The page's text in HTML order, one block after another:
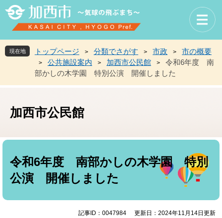
先
頭
を
飛
現在地 トップページ > 分類でさがす > 市政 > 市の概要
> 公共施設案内 > 加西市公民館 >
令和6年度 南
部かしの木学園 特別公演 開催しました
加西市公民館
本
令和6年度 南部かしの木学園 特別
公演 開催しました
記事ID：0047984 更新日：2024年11月14日更新